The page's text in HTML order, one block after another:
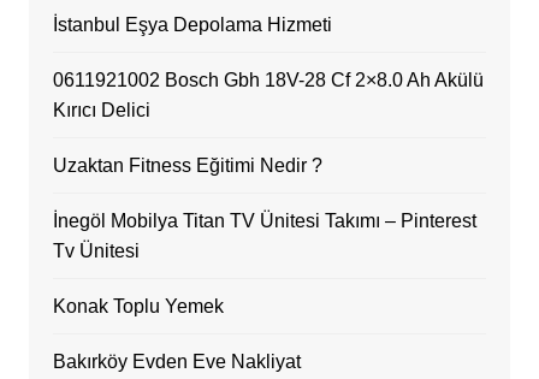
İstanbul Eşya Depolama Hizmeti
0611921002 Bosch Gbh 18V-28 Cf 2×8.0 Ah Akülü
Kırıcı Delici
Uzaktan Fitness Eğitimi Nedir ?
İnegöl Mobilya Titan TV Ünitesi Takımı – Pinterest
Tv Ünitesi
Konak Toplu Yemek
Bakırköy Evden Eve Nakliyat